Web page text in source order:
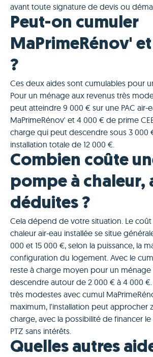
avant toute signature de devis ou
Peut-on cumuler
MaPrimeRénov' et
?
Ces deux aides sont cumulables pour
Pour un ménage aux revenus très
peut atteindre 9 000 € sur une PAC air-
MaPrimeRénov' et 4 000 € de prime
charge qui peut descendre sous 3 000
installation totale de 12 000 €.
Combien coûte
pompe à chaleur,
déduites ?
Cela dépend de votre situation. Le
chaleur air-eau installée se situe
000 et 15 000 €, selon la puissance, la
configuration du logement. Avec le
reste à charge moyen pour un
descendre autour de 2 000 € à 4 000
très modestes avec cumul
maximum, l'installation peut approcher
charge, avec la possibilité de financer
PTZ sans intérêts.
Quelles autres